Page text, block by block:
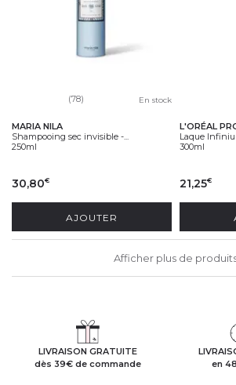
(78) En stock
MARIA NILA
Shampooing sec invisible -...
250ml
30,80€
AJOUTER
L'ORÉAL
Laque
300ml
21,25€
Afficher plus de
LIVRAISON GRATUITE
dès 39€ de commande
en